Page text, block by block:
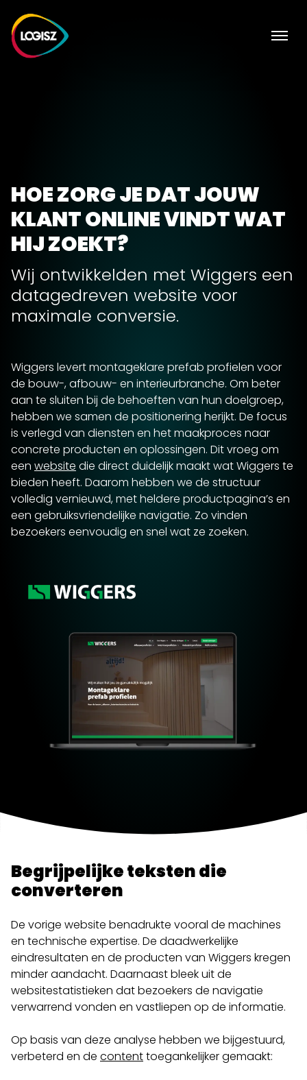
HOE ZORG JE DAT JOUW
KLANT ONLINE VINDT WAT
HIJ ZOEKT?
Wij ontwikkelden met Wiggers een
datagedreven website voor
maximale conversie.
Wiggers levert montageklare prefab profielen voor
de bouw-, afbouw- en interieurbranche. Om beter
aan te sluiten bij de behoeften van hun doelgroep,
hebben we samen de positionering herijkt. De focus
is verlegd van diensten en het maakproces naar
concrete producten en oplossingen. Dit vroeg om
een website die direct duidelijk maakt wat Wiggers te
bieden heeft. Daarom hebben we de structuur
volledig vernieuwd, met heldere productpagina’s en
een gebruiksvriendelijke navigatie. Zo vinden
bezoekers eenvoudig en snel wat ze zoeken.
Begrijpelijke teksten die
converteren
De vorige website benadrukte vooral de machines
en technische expertise. De daadwerkelijke
eindresultaten en de producten van Wiggers kregen
minder aandacht. Daarnaast bleek uit de
websitestatistieken dat bezoekers de navigatie
verwarrend vonden en vastliepen op de informatie.
Op basis van deze analyse hebben we bijgestuurd,
verbeterd en de contenttoegankelijker gemaakt: